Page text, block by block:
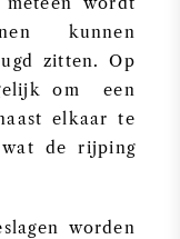
kunnen
zitten. Op
om een
elkaar te
de rijping
worden